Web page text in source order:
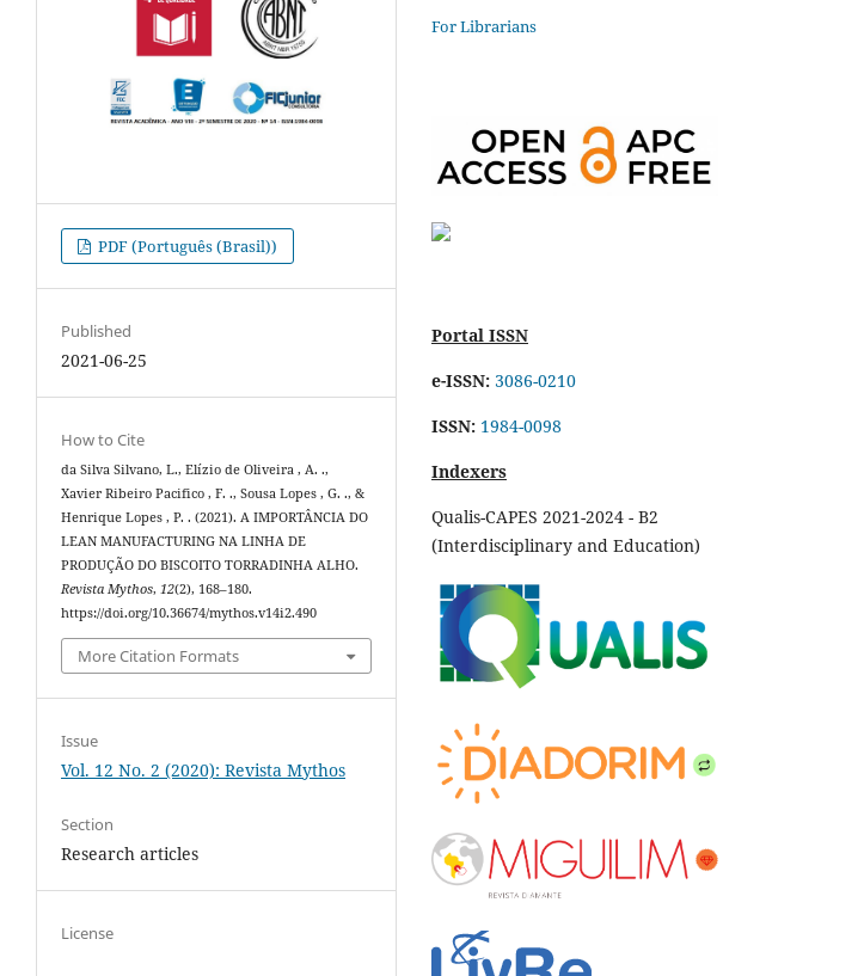
PDF (Português (Brasil))
Published
2021-06-25
How to Cite
da Silva Silvano, L., Elízio de Oliveira , A. .,
Xavier Ribeiro Pacifico , F. ., Sousa Lopes , G. ., &
Henrique Lopes , P. . (2021). A IMPORTÂNCIA DO
LEAN MANUFACTURING NA LINHA DE
PRODUÇÃO DO BISCOITO TORRADINHA ALHO.
Revista Mythos,12(2), 168–180.
https://doi.org/10.36674/mythos.v14i2.490
More Citation Formats
Issue
Vol. 12 No. 2 (2020): Revista Mythos
Section
Research articles
License
For Librarians
Portal ISSN
e-ISSN: 3086-0210
ISSN: 1984-0098
Indexers
Qualis-CAPES 2021-2024 - B2
(Interdisciplinary and Education)